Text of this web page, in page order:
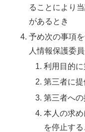
ることにより
があるとき
予め次の事項
人情報保護委
利用目的
第三者に
第三者へ
本人の求
を停止する